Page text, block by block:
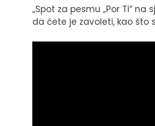
„Spot za pesmu „Por Ti“
da ćete je zavoleti, kao što